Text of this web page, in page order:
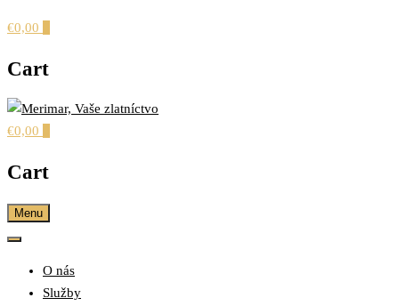
€0,00
Cart
€0,00
Cart
Menu
O nás
Služby